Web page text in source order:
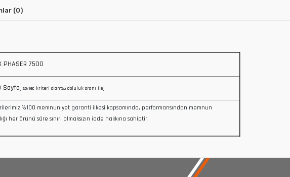
(0)
PHASER 7500
Sayfa(ıso/ıec kriteri olan%5 doluluk oranı ile)
%100 memnuniyet garanti ilkesi kapsamında, performansından memnun
her ürünü süre sınırı olmaksızın iade hakkına sahiptir.